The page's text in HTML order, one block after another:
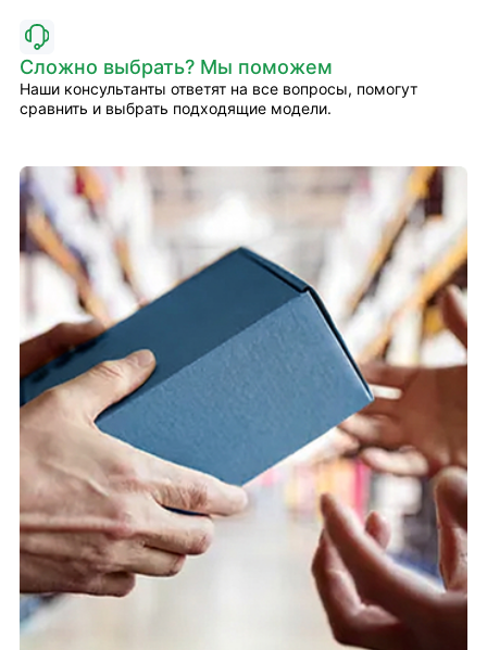
Сложно выбрать? Мы поможем
Наши консультанты ответят на все вопросы, помогут
сравнить и выбрать подходящие модели.